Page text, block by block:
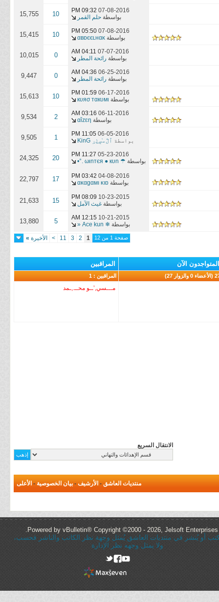
07-08-2016
09:32 PM
بواسطة حلم القمر 10
15,755
07-08-2016
05:50 PM
بواسطة αвɒєєʟнαĸ
10
15,415
07-07-2016
04:11 AM
بواسطة رائحة المطر 0
10,015
06-25-2016
04:36 AM
بواسطة رائحة المطر 0
9,447
06-17-2016
01:59 PM
بواسطة кυяσ тαкυмι
10
15,613
06-11-2016
03:16 AM
بواسطة αǐzɛη
2
9,534
06-05-2016
11:05 PM
بواسطة ٱڷﻣ̝̚ﺳ̭͠ٺڔ KinG 1
9,505
05-23-2016
11:27 PM
بواسطة ☂ ωιnтєя ● кυn .°•
20
24,325
04-08-2016
03:42 PM
بواسطة ακαgαмı κıɒ
17
22,797
10-23-2015
08:09 PM
بواسطة غيث الآمل 15
21,633
10-21-2015
12:15 AM
بواسطة ❄ Ace kun «
5
13,880
صفحة 1 من 12 1
2
3
11
> الأخيرة »
المتواجدون الآن المراقبين
0 والزوار 27) المراقبين : 1
مـــسي,’ــو محــ.,ـمد
الانتقال السريع
منتديات العاشق - الأرشيف - بيان الخصوصية - الأعلى
Powered by vBulletin® Copyright ©2000 - 2026, Jelsoft Enterprises
أو يُنشر في منتديات العاشق يُمثل وجهة نظر الكاتب والناشر فحسب،
ولا يمثل وجهه نظر الإدارة